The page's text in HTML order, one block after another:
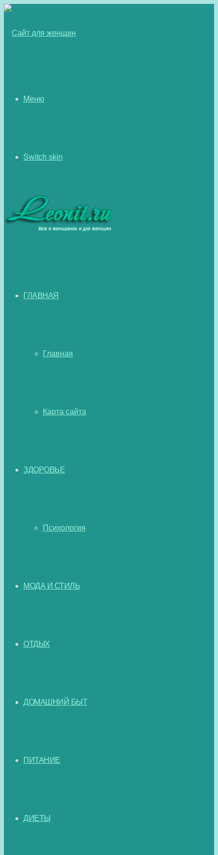
Меню
Switch skin
ГЛАВНАЯ
Главная
Карта сайта
ЗДОРОВЬЕ
Психология
МОДА И СТИЛЬ
ОТДЫХ
ДОМАШНИЙ БЫТ
ПИТАНИЕ
ДИЕТЫ